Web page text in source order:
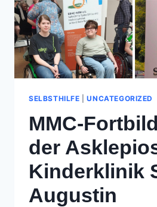
SELBSTHILFE |UNCATEGORIZED
MMC-
der
Kinderklinik
Augustin